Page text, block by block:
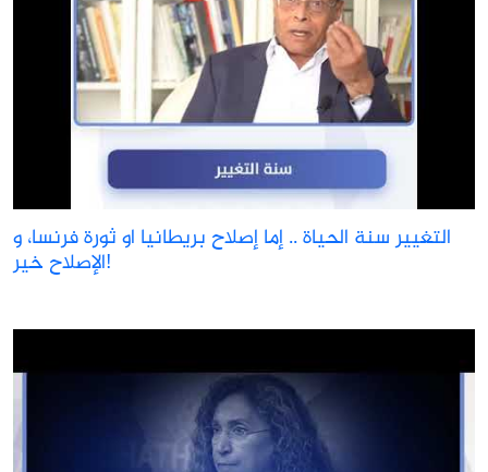
التغيير سنة الحياة .. إما إصلاح بريطانيا او ثورة فرنسا، و
الإصلاح خير!